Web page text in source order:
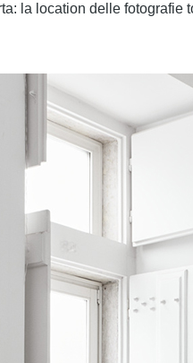
la location delle fotografie